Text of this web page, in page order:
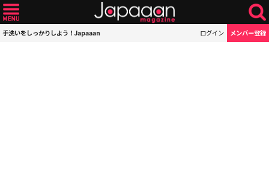
手洗いをしっかりしよう！Japaaan ログイン メンバー登録